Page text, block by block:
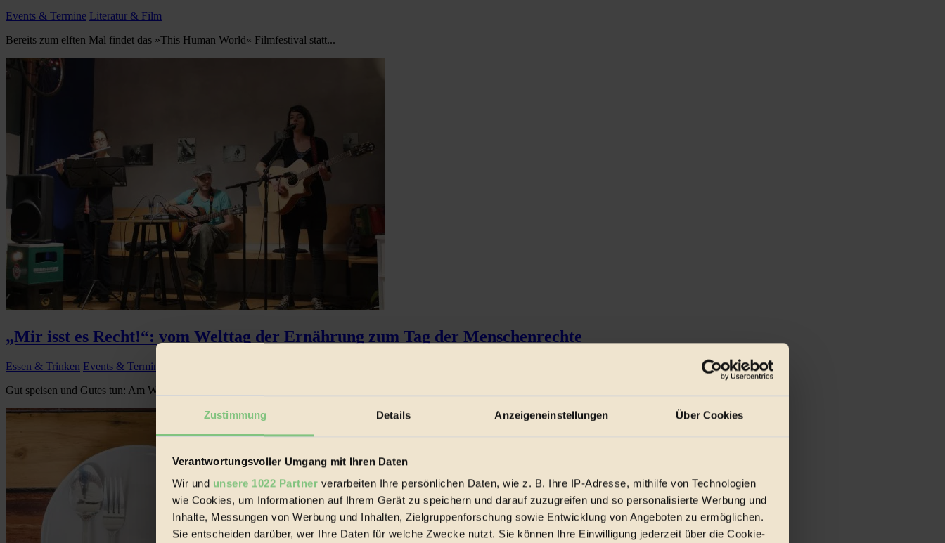
Zustimmung Details Anzeigeneinstellungen Über Cookies
Verantwortungsvoller Umgang mit Ihren Daten
Wir und unsere 1022 Partner verarbeiten Ihre persönlichen Daten, wie z. B. Ihre IP-Adresse, mithilfe von Technologien
wie Cookies, um Informationen auf Ihrem Gerät zu speichern und darauf zuzugreifen und so personalisierte Werbung und
Inhalte, Messungen von Werbung und Inhalten, Zielgruppenforschung sowie Entwicklung von Angeboten zu ermöglichen.
Sie entscheiden darüber, wer Ihre Daten für welche Zwecke nutzt. Sie können Ihre Einwilligung jederzeit über die Cookie-
Events & Termine Literatur & Film
Bereits zum elften Mal findet das »This Human World« Filmfestival statt...
„Mir isst es Recht!“: vom Welttag der Ernährung zum Tag der Menschenrechte
Essen & Trinken Events & Termine
Gut speisen und Gutes tun: Am Welternährungstag (16...